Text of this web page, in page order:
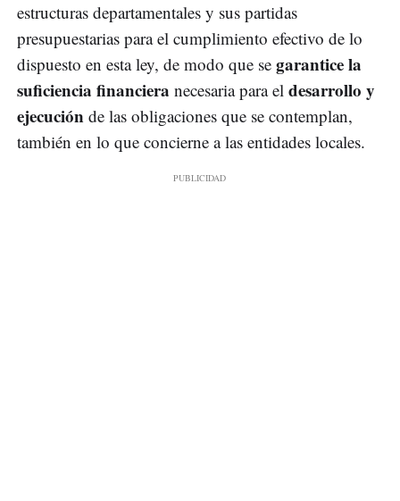
estructuras departamentales y sus partidas
presupuestarias para el cumplimiento efectivo de lo
dispuesto en esta ley, de modo que se garantice la
suficiencia financiera necesaria para el desarrollo y
ejecución de las obligaciones que se contemplan,
también en lo que concierne a las entidades locales.